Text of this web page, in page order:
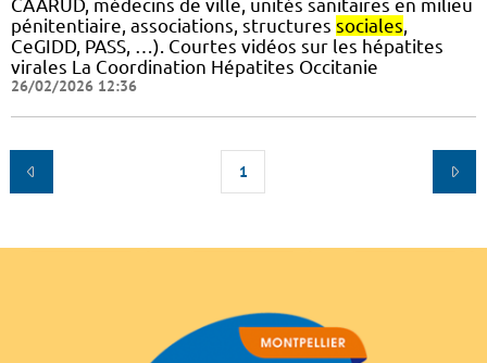
CAARUD, médecins de ville, unités sanitaires en milieu
pénitentiaire, associations, structures sociales
CeGIDD, PASS, …). Courtes vidéos sur les hépatites
virales La Coordination Hépatites Occitanie
26/02/2026 12:36
1